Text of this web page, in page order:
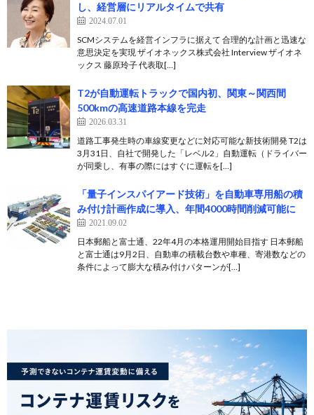
し、経営層にリアルタイムで共有
2024.07.01
SCMシステムを経営インフラに据えて 合理的な計画と迅速な
意思決定を実現 ザイオネックス株式会社 Interview ザイオネ
ックス 藤原玲子 代表取[…]
T2が自動運転トラックで国内初、関東～関西間
500kmの高速道路本線を完走
2026.03.31
道路工事発生時の車線変更などに対応可能な新技術開発 T2は
3月31日、自社で開発した「レベル2」自動運転（ドライバー
が同乗し、有事の際にはすぐに運転を[…]
「量子インスパイアード技術」を自動車専用船の積
み付け計画作成に導入、年間4000時間削減可能に
2021.09.02
日本郵船と富士通、22年4月の本格運用開始目指す 日本郵船
と富士通は9月2日、自動車の積載台数や車種、寄港数などの
条件によって膨大な積み付けパターンが[…]